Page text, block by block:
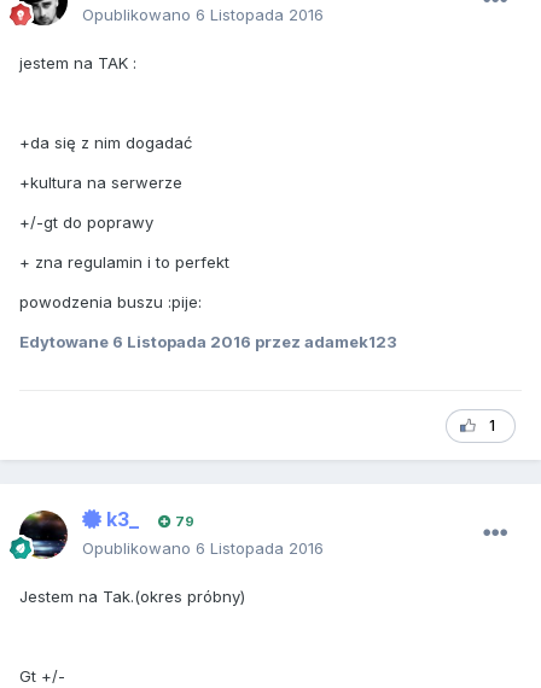
Opublikowano 6 Listopada 2016
jestem na TAK :
+da się z nim dogadać
+kultura na serwerze
+/-gt do poprawy
+ zna regulamin i to perfekt
powodzenia buszu :pije:
Edytowane 6 Listopada 2016 przez adamek123
1
k3_ 79
Opublikowano 6 Listopada 2016
Jestem na Tak.(okres próbny)
Gt +/-